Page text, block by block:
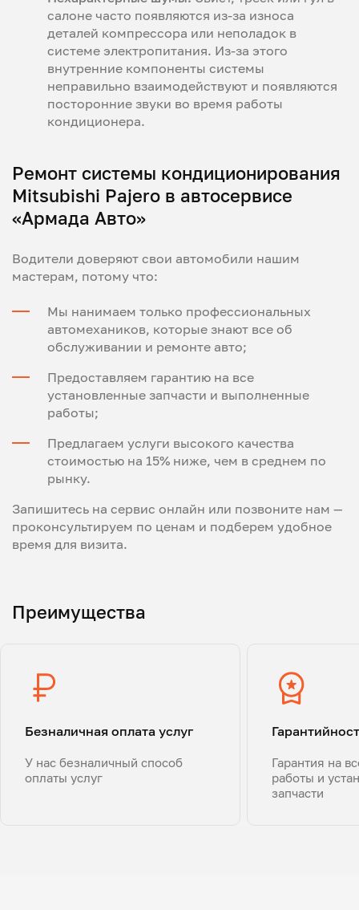
салоне часто появляются из-за износа
деталей компрессора или неполадок в
системе электропитания. Из-за этого
внутренние компоненты системы
неправильно взаимодействуют и появляются
посторонние звуки во время работы
кондиционера.
Ремонт системы кондиционирования
Mitsubishi Pajero в автосервисе
«Армада Авто»
Водители доверяют свои автомобили нашим
мастерам, потому что:
Мы нанимаем только профессиональных
автомехаников, которые знают все об
обслуживании и ремонте авто;
Предоставляем гарантию на все
установленные запчасти и выполненные
работы;
Предлагаем услуги высокого качества
стоимостью на 15% ниже, чем в среднем по
рынку.
Запишитесь на сервис онлайн или позвоните нам —
проконсультируем по ценам и подберем удобное
время для визита.
Преимущества
Безналичная оплата услуг
У нас безналичный способ
оплаты услуг
Гарантия на
работы и
запчасти